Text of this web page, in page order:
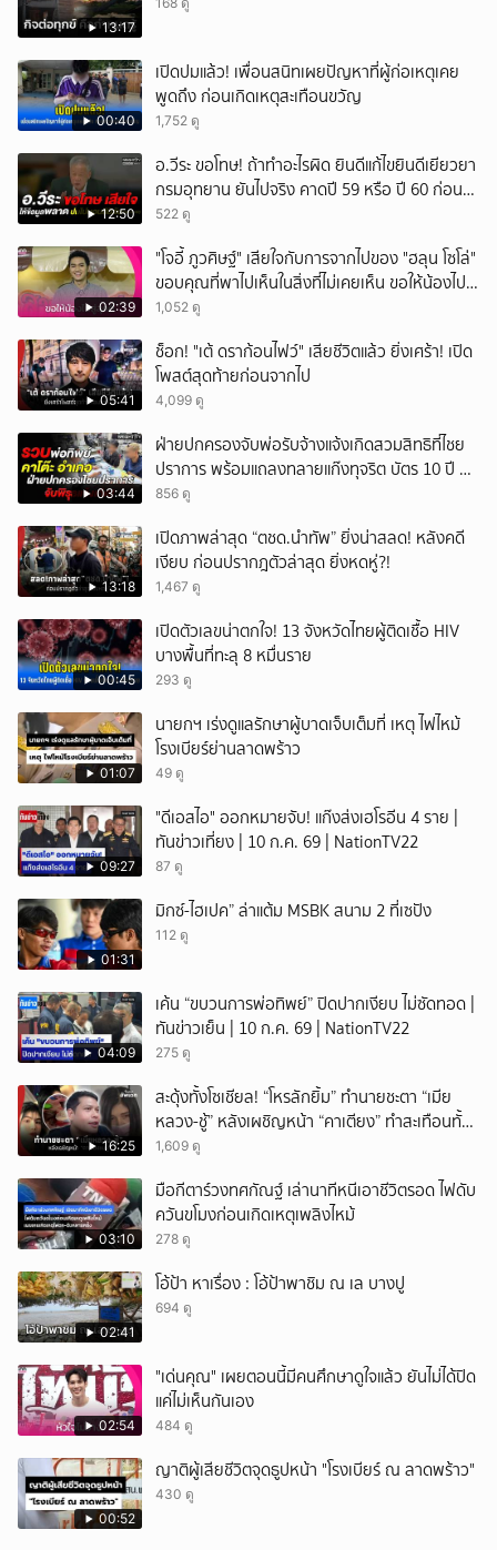
13:17
00:40
เปิดปมแล้ว! เพื่อนสนิทเผยปัญหาที่ผู้ก่อเหตุเคย
พูดถึง ก่อนเกิดเหตุสะเทือนขวัญ
1,752 ดู
12:50
อ.วีระ ขอโทษ! ถ้าทำอะไรผิด ยินดีแก้ไขยินดีเยียวยา
กรมอุทยาน ยันไปจริง คาดปี 59 หรือ ปี 60 ก่อน
ปิดให้พัก
522 ดู
02:39
"โจอี้ ภูวศิษฐ์" เสียใจกับการจากไปของ "ฮลุน โซโล่"
ขอบคุณที่พาไปเห็นในสิ่งที่ไม่เคยเห็น ขอให้น้องไปสู่
สุคติ
1,052 ดู
05:41
ช็อก! "เต้ ดราก้อนไฟว์" เสียชีวิตแล้ว ยิ่งเศร้า! เปิด
โพสต์สุดท้ายก่อนจากไป
4,099 ดู
03:44
ฝ่ายปกครองจับพ่อรับจ้างแจ้งเกิดสวมสิทธิที่ไชย
ปราการ พร้อมแถลงทลายแก๊งทุจริต บัตร 10 ปี ที่
แม่สอด
856 ดู
13:18
เปิดภาพล่าสุด “ตชด.นำทัพ” ยิ่งน่าสลด! หลังคดี
เงียบ ก่อนปรากฎตัวล่าสุด ยิ่งหดหู่?!
1,467 ดู
00:45
เปิดตัวเลขน่าตกใจ! 13 จังหวัดไทยผู้ติดเชื้อ HIV
บางพื้นที่ทะลุ 8 หมื่นราย
293 ดู
01:07
นายกฯ เร่งดูแลรักษาผู้บาดเจ็บเต็มที่ เหตุ ไฟไหม้
โรงเบียร์ย่านลาดพร้าว
49 ดู
09:27
"ดีเอสไอ" ออกหมายจับ! แก๊งส่งเฮโรอีน 4 ราย |
ทันข่าวเที่ยง | 10 ก.ค. 69 | NationTV22
87 ดู
01:31
มิกซ์-ไฮเปค” ล่าแต้ม MSBK สนาม 2 ที่เซปัง
112 ดู
04:09
เค้น “ขบวนการพ่อทิพย์” ปิดปากเงียบ ไม่ซัดทอด |
ทันข่าวเย็น | 10 ก.ค. 69 | NationTV22
275 ดู
16:25
สะดุ้งทั้งโซเชียล! “โหรลักยิ้ม” ทำนายชะตา “เมีย
หลวง-ชู้” หลังเผชิญหน้า “คาเตียง” ทำสะเทือนทั้ง
ประเทศ
1,609 ดู
03:10
มือกีตาร์วงทศกัณฐ์ เล่านาทีหนีเอาชีวิตรอด ไฟดับ
ควันขโมงก่อนเกิดเหตุเพลิงไหม้
278 ดู
02:41
โอ้ป้า หาเรื่อง : โอ้ป้าพาชิม ณ เล บางปู
694 ดู
02:54
"เด่นคุณ" เผยตอนนี้มีคนศึกษาดูใจแล้ว ยันไม่ได้ปิด
แค่ไม่เห็นกันเอง
484 ดู
00:52
ญาติผู้เสียชีวิตจุดธูปหน้า "โรงเบียร์ ณ ลาดพร้าว"
430 ดู